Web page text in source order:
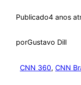
Publicado4 anos
porGustavo Dill
CNN 360, CNN